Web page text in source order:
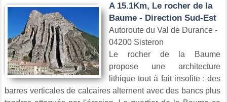
A 15.1Km, Le rocher de la
Baume - Direction Sud-Est
Autoroute du Val de Durance -
04200 Sisteron
Le rocher de la Baume
propose une architecture
lithique tout à fait insolite : des
barres verticales de calcaires alternent avec des bancs plus